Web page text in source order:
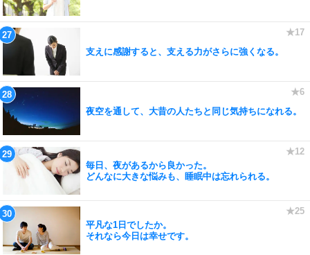
支えに感謝すると、支える力がさらに強くなる。
夜空を通して、大昔の人たちと同じ気持ちになれる。
毎日、夜があるから良かった。
どんなに大きな悩みも、睡眠中は忘れられる。
平凡な1日でしたか。
それなら今日は幸せです。